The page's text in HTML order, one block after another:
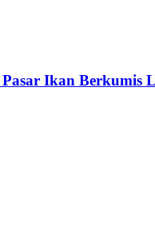
Ikan Berkumis